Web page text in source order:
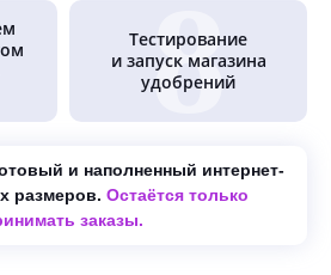
Тестирование
и запуск магазина
удобрений
и наполненный интернет-
размеров. Остаётся только
заказы.